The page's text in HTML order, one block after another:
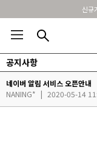
신규
BEST100🤍
공지사항
네이버 알림 서비스 오픈안내
NANING* | 2020-05-14